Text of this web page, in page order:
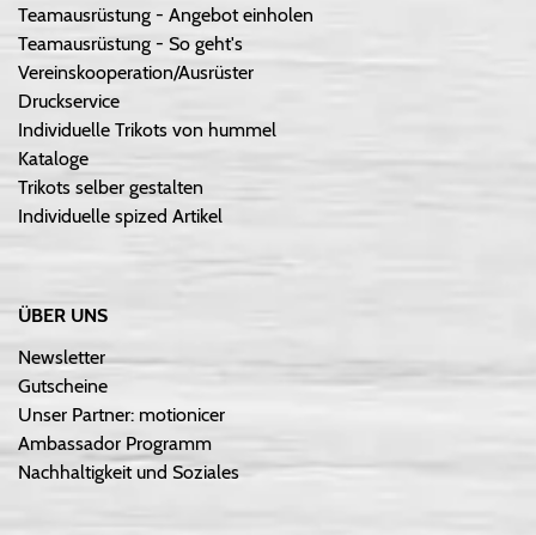
Teamausrüstung - Angebot einholen
Teamausrüstung - So geht's
Vereinskooperation/Ausrüster
Druckservice
Individuelle Trikots von hummel
Kataloge
Trikots selber gestalten
Individuelle spized Artikel
ÜBER UNS
Newsletter
Gutscheine
Unser Partner: motionicer
Ambassador Programm
Nachhaltigkeit und Soziales